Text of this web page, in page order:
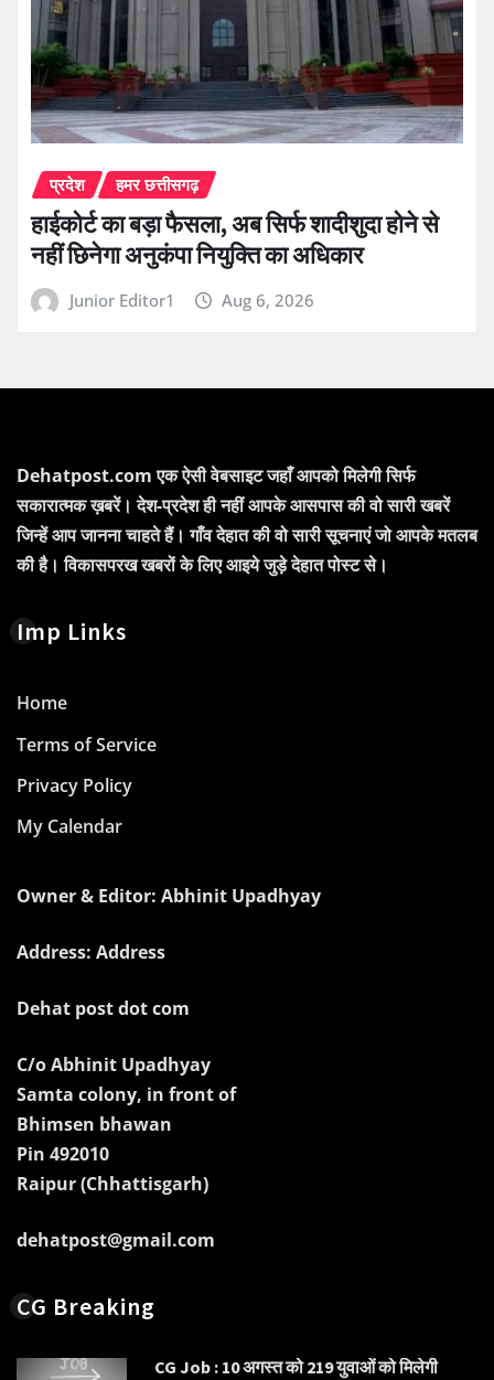
प्रदेश हमर छत्तीसगढ़
हाईकोर्ट का बड़ा फैसला, अब सिर्फ शादीशुदा होने से
नहीं छिनेगा अनुकंपा नियुक्ति का अधिकार
Junior Editor1 Aug 6, 2026
Dehatpost.com एक ऐसी वेबसाइट जहाँ आपको मिलेगी सिर्फ
सकारात्मक ख़बरें। देश-प्रदेश ही नहीं आपके आसपास की वो सारी खबरें
जिन्हें आप जानना चाहते हैं। गाँव देहात की वो सारी सूचनाएं जो आपके मतलब
की है। विकासपरख खबरों के लिए आइये जुड़े देहात पोस्ट से।
Imp Links
Home
Terms of Service
Privacy Policy
My Calendar
Owner & Editor: Abhinit Upadhyay
Address: Address
Dehat post dot com
C/o Abhinit Upadhyay
Samta colony, in front of
Bhimsen bhawan
Pin 492010
Raipur (Chhattisgarh)
dehatpost@gmail.com
CG Breaking
CG Job : 10 अगस्त को 219 युवाओं को मिलेगी